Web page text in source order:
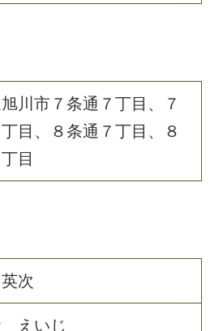
川市７条通７丁目、７
目、８条通７丁目、８
目
次
えいじ